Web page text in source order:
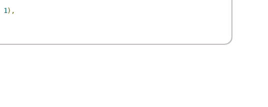
1),